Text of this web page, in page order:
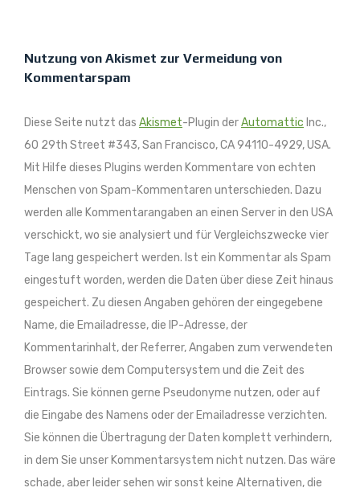
Nutzung von Akismet zur Vermeidung von
Kommentarspam
Diese Seite nutzt das Akismet-Plugin derAutomattic Inc.,
60 29th Street #343, San Francisco, CA 94110-4929, USA.
Mit Hilfe dieses Plugins werden Kommentare von echten
Menschen von Spam-Kommentaren unterschieden. Dazu
werden alle Kommentarangaben an einen Server in den USA
verschickt, wo sie analysiert und für Vergleichszwecke vier
Tage lang gespeichert werden. Ist ein Kommentar als Spam
eingestuft worden, werden die Daten über diese Zeit hinaus
gespeichert. Zu diesen Angaben gehören der eingegebene
Name, die Emailadresse, die IP-Adresse, der
Kommentarinhalt, der Referrer, Angaben zum verwendeten
Browser sowie dem Computersystem und die Zeit des
Eintrags. Sie können gerne Pseudonyme nutzen, oder auf
die Eingabe des Namens oder der Emailadresse verzichten.
Sie können die Übertragung der Daten komplett verhindern,
in dem Sie unser Kommentarsystem nicht nutzen. Das wäre
schade, aber leider sehen wir sonst keine Alternativen, die